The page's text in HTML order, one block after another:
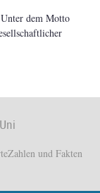
dem Motto
Zahlen und Fakten